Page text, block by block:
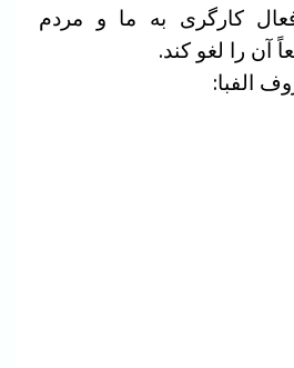
کارگری به ما و مردم
آن را لغو کند.
الفبا: